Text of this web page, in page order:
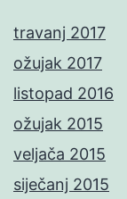
travanj 2017
ožujak 2017
listopad 2016
ožujak 2015
veljača 2015
siječanj 2015